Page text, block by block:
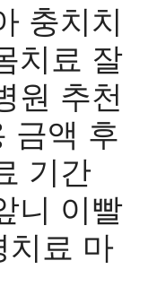
충치치
치료 잘
원 추천
금액 후
기간
니 이빨
치료 마